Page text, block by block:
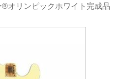
オリンピックホワイト完成品